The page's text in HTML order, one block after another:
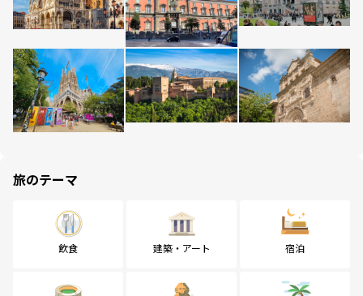
旅のテーマ
飲食 建築・アート 宿泊